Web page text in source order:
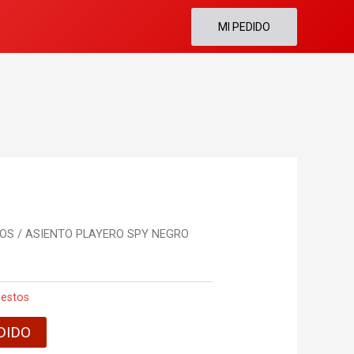
MI PEDIDO
/ ASIENTO PLAYERO SPY NEGRO